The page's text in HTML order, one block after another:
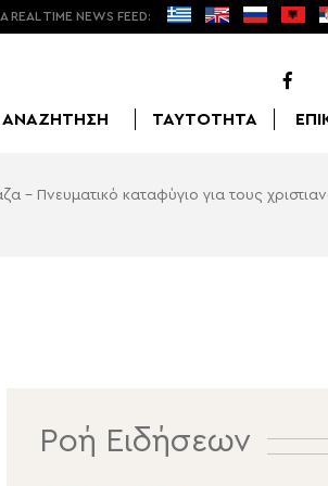
REAL TIME NEWS FEED:
ΑΝΑΖΗΤΗΣΗ ΤΑΥΤΟΤΗΤΑ
– Πνευματικό καταφύγιο για τους
Ροή Ειδήσεων